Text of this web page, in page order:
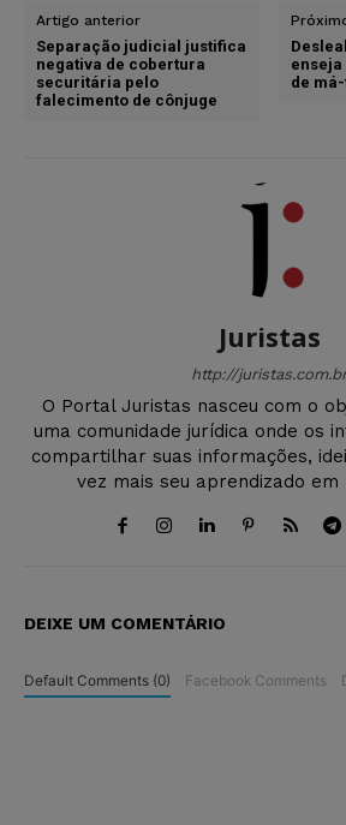
Artigo anterior
Separação judicial justifica
negativa de cobertura
securitária pelo
falecimento de cônjuge
de
Juristas
http://juristas.com.br
O Portal Juristas nasceu com o
uma comunidade jurídica onde os
compartilhar suas informações,
vez mais seu aprendizado
DEIXE UM COMENTÁRIO
Default Comments (0) Facebook Comments